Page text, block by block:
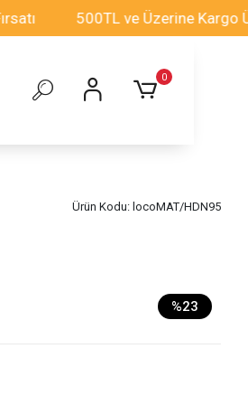
500TL ve Üzerine Kargo
0
Ürün Kodu: locoMAT/HDN95
%23